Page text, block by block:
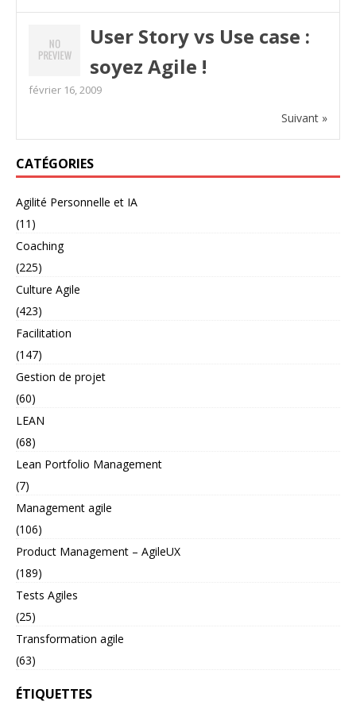
User Story vs Use case :
soyez Agile !
février 16, 2009
Suivant »
CATÉGORIES
Agilité Personnelle et IA
(11)
Coaching
(225)
Culture Agile
(423)
Facilitation
(147)
Gestion de projet
(60)
LEAN
(68)
Lean Portfolio Management
(7)
Management agile
(106)
Product Management – AgileUX
(189)
Tests Agiles
(25)
Transformation agile
(63)
ÉTIQUETTES